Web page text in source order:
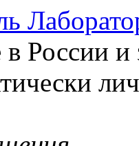
России и